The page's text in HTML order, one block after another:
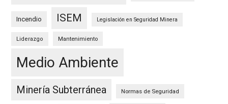
Incendio ISEM Legislación en Seguridad Minera
Liderazgo Mantenimiento
Medio Ambiente
Minería Subterránea Normas de Seguridad